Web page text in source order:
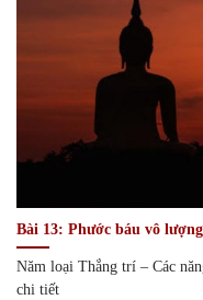
Bài 13: Phước báu vô
Năm loại Thắng trí – Các
chi tiết